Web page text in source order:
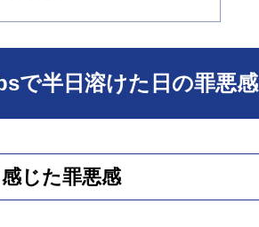
で半日溶けた日の罪悪感
じた罪悪感